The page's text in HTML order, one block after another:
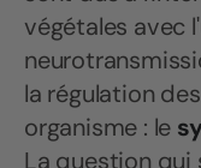
végétales avec
la régulation
organisme : le
La question qui